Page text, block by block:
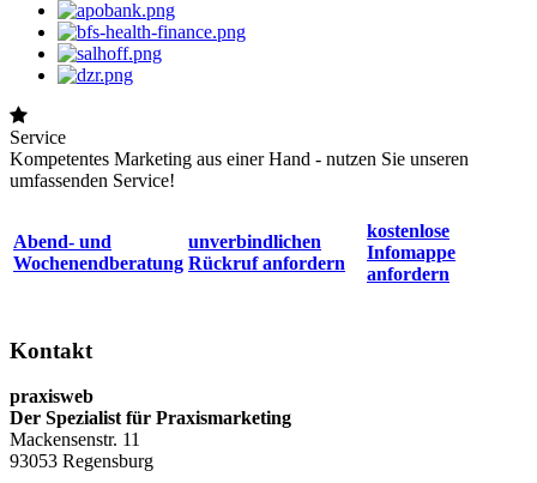
Service
Kompetentes Marketing aus einer Hand - nutzen Sie unseren
umfassenden Service!
Abend- und
Wochenendberatung
unverbindlichen
Rückruf anfordern
kostenlose
Infomappe
anfordern
Kontakt
praxisweb
Der Spezialist für Praxismarketing
Mackensenstr. 11
93053 Regensburg